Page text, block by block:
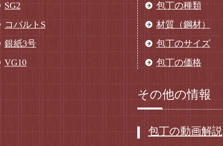
SG2
コバルトS
銀紙3号
VG10
包丁の種類
材質（鋼材）
包丁のサイズ
包丁の価格
その他の情報
包丁の動画解説